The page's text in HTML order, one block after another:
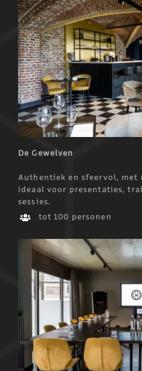
De Gewelven
Authentiek en sfeervol,
Ideaal voor presentaties,
sessies.
tot 100 personen